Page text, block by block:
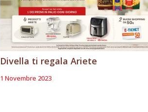
Divella ti regala Ariete
1 Novembre 2023